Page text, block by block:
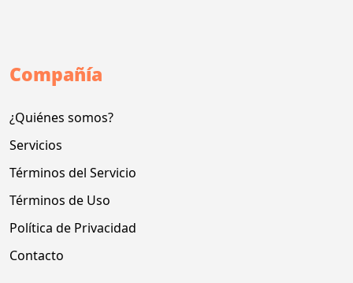
Compañía
¿Quiénes somos?
Servicios
Términos del Servicio
Términos de Uso
Política de Privacidad
Contacto